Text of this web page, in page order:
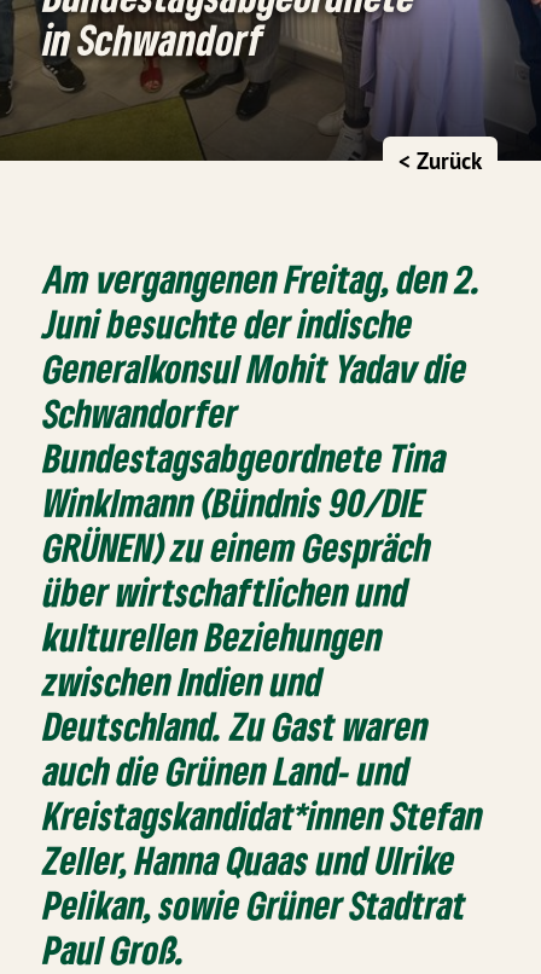
in Schwandorf
< Zurück
Am vergangenen Freitag, den 2.
Juni besuchte der indische
Generalkonsul Mohit Yadav die
Schwandorfer
Bundestagsabgeordnete Tina
Winklmann (Bündnis 90/DIE
GRÜNEN) zu einem Gespräch
über wirtschaftlichen und
kulturellen Beziehungen
zwischen Indien und
Deutschland. Zu Gast waren
auch die Grünen Land- und
Kreistagskandidat*innen Stefan
Zeller, Hanna Quaas und Ulrike
Pelikan, sowie Grüner Stadtrat
Paul Groß.